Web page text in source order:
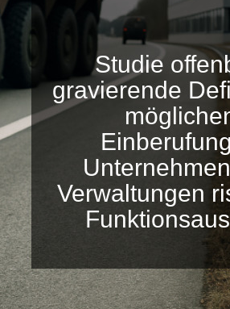
Referenzen
Gold
Karriere
Studie
gravierende
Verwaltungen